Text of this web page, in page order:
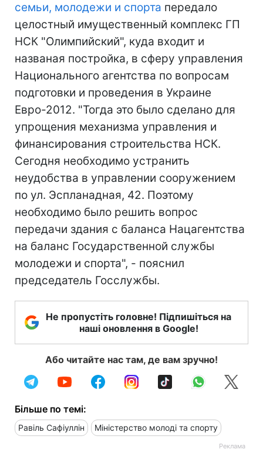
семьи, молодежи и спорта передало
целостный имущественный комплекс ГП
НСК "Олимпийский", куда входит и
названая постройка, в сферу управления
Национального агентства по вопросам
подготовки и проведения в Украине
Евро-2012. "Тогда это было сделано для
упрощения механизма управления и
финансирования строительства НСК.
Сегодня необходимо устранить
неудобства в управлении сооружением
по ул. Эспланадная, 42. Поэтому
необходимо было решить вопрос
передачи здания с баланса Нацагентства
на баланс Государственной службы
молодежи и спорта", - пояснил
председатель Госслужбы.
Не пропустіть головне! Підпишіться на
наші оновлення в Google!
Або читайте нас там, де вам зручно!
Більше по темі:
Равіль Сафіуллін Міністерство молоді та спорту